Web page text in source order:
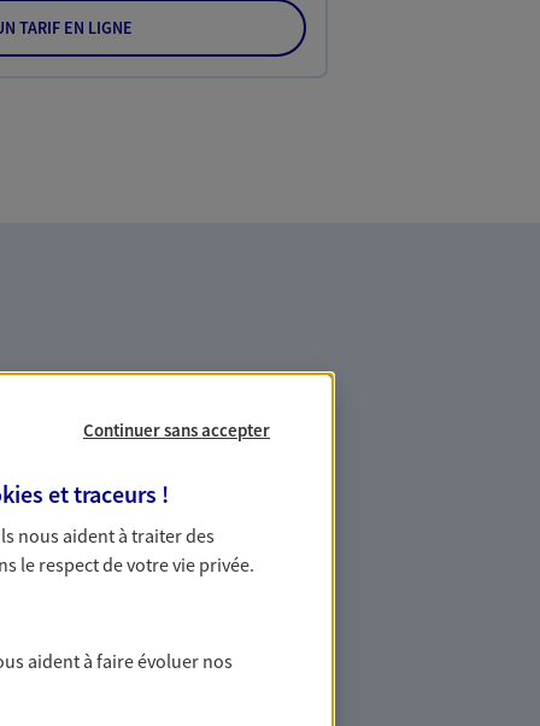
TARIF EN LIGNE
dans vos moments
reconnue, nous vous
vos besoins d'assurance
vous, tout simplement
Continuer sans accepter
et traceurs !
nous aident à traiter des
le respect de votre vie privée.
aident à faire évoluer nos